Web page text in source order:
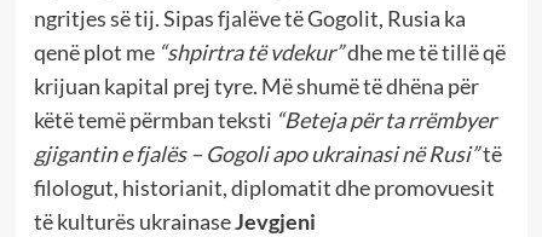
ngritjes së tij. Sipas fjalëve të Gogolit, Rusia ka
qenë plot me “shpirtra të vdekur”dhe me të tillë që
krijuan kapital prej tyre. Më shumë të dhëna për
këtë temë përmban teksti “Beteja për ta rrëmbyer
gjigantin e fjalës – Gogoli apo ukrainasi në Rusi”të
filologut, historianit, diplomatit dhe promovuesit
të kulturës ukrainaseJevgjeni